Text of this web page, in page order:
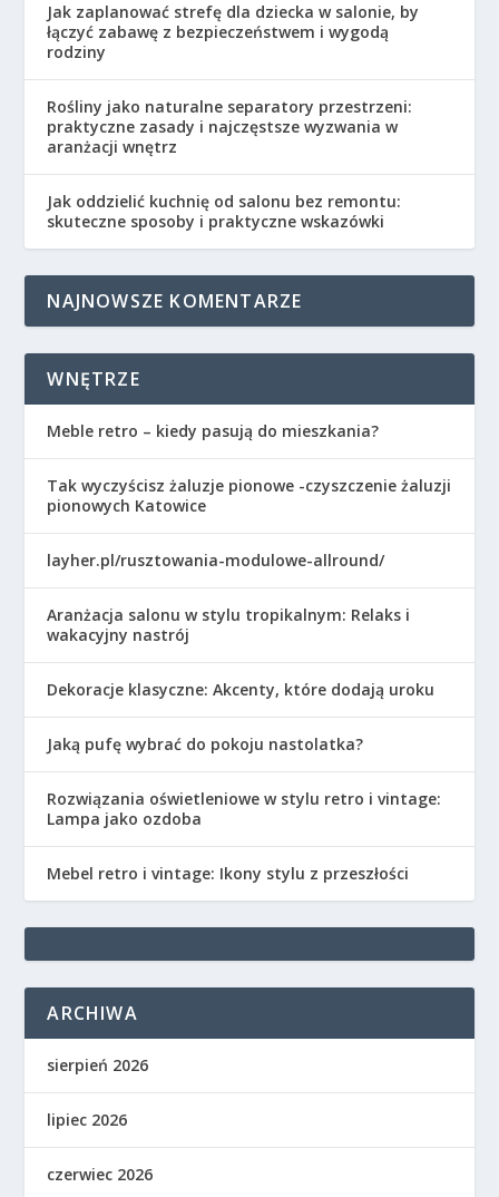
Jak zaplanować strefę dla dziecka w salonie, by
łączyć zabawę z bezpieczeństwem i wygodą
rodziny
Rośliny jako naturalne separatory przestrzeni:
praktyczne zasady i najczęstsze wyzwania w
aranżacji wnętrz
Jak oddzielić kuchnię od salonu bez remontu:
skuteczne sposoby i praktyczne wskazówki
NAJNOWSZE KOMENTARZE
WNĘTRZE
Meble retro – kiedy pasują do mieszkania?
Tak wyczyścisz żaluzje pionowe -czyszczenie żaluzji
pionowych Katowice
layher.pl/rusztowania-modulowe-allround/
Aranżacja salonu w stylu tropikalnym: Relaks i
wakacyjny nastrój
Dekoracje klasyczne: Akcenty, które dodają uroku
Jaką pufę wybrać do pokoju nastolatka?
Rozwiązania oświetleniowe w stylu retro i vintage:
Lampa jako ozdoba
Mebel retro i vintage: Ikony stylu z przeszłości
ARCHIWA
sierpień 2026
lipiec 2026
czerwiec 2026